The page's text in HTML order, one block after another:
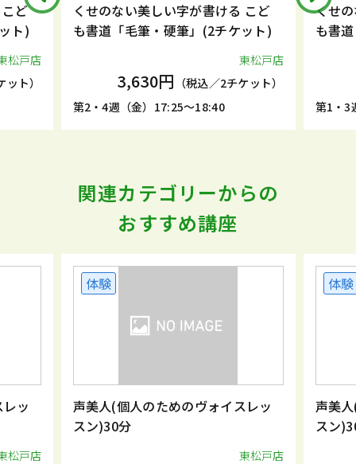
ど
ト)
松戸店
ト）
くせのない美しい字が書ける こど
も書道「毛筆・硬筆」(2チケット)
東松戸店
3,630円 （税込／2チケット）
第2・4週（金）17:25～18:40
くせ
も書
第1・3
関連カテゴリーからの
おすすめ講座
ッ
松戸店
体験
声美人(個人のためのヴォイスレッ
スン)30分
東松戸店
体験
声美
スン